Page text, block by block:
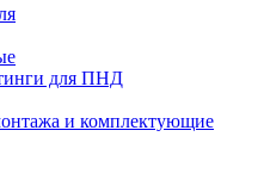
для ПНД
и комплектующие